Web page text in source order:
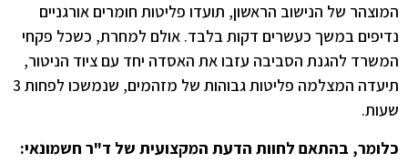
המוצהר של הנישוב הראשון, תועדו פליטות חומרים אורגניים
נדיפים במשך כעשרים דקות בלבד. אולם למחרת, כשכל פקחי
המשרד להגנת הסביבה עזבו את האסדה יחד עם ציוד הניטור,
תיעדה המצלמה פליטות גבוהות של מזהמים, שנמשכו לפחות 3
שעות.
כלומר, בהתאם לחוות הדעת המקצועית של ד"ר חשמונאי: